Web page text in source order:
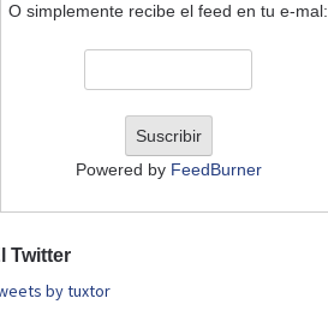
O simplemente recibe el feed en tu e-mal:
Powered by FeedBurner
Twitter
by tuxtor